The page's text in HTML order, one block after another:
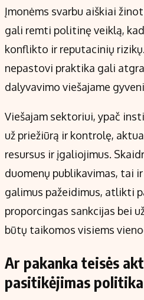
Įmonėms svarbu aiškiai
gali remti politinę veiklą,
konflikto ir reputacinių
nepastovi praktika gali
dalyvavimo viešajame
Viešajam sektoriui, ypač
už priežiūrą ir kontrolę,
resursus ir įgaliojimus.
duomenų publikavimas, tai
galimus pažeidimus, atlikti
proporcingas sankcijas bei
būtų taikomos visiems
Ar pakanka teisės
pasitikėjimas politika